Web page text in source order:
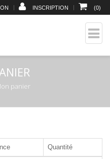
| INSCRIPTION | (0)
panier
Quantité